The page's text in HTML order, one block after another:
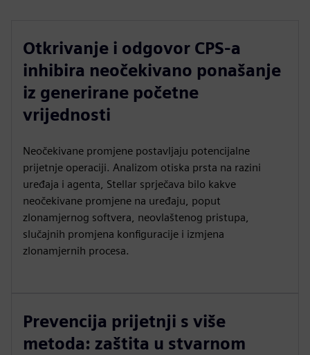
Otkrivanje i odgovor CPS-a
inhibira neočekivano ponašanje
iz generirane početne
vrijednosti
Neočekivane promjene postavljaju potencijalne
prijetnje operaciji. Analizom otiska prsta na razini
uređaja i agenta, Stellar sprječava bilo kakve
neočekivane promjene na uređaju, poput
zlonamjernog softvera, neovlaštenog pristupa,
slučajnih promjena konfiguracije i izmjena
zlonamjernih procesa.
Prevencija prijetnji s više
metoda: zaštita u stvarnom